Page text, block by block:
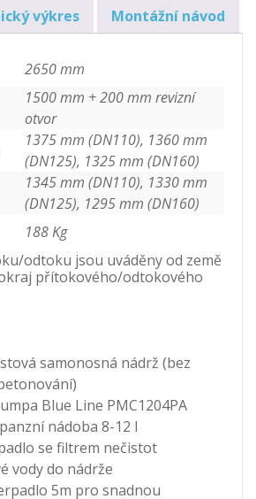
výkres Montážní návod
2650 mm
1500 mm + 200 mm revizní
otvor
1375 mm (DN110), 1360 mm
(DN125), 1325 mm (DN160)
1345 mm (DN110), 1330 mm
(DN125), 1295 mm (DN160)
188 Kg
odtoku jsou uváděny od země
přítokového/odtokového
samonosná nádrž (bez
Blue Line PMC1204PA
nádoba 8-12 l
se filtrem nečistot
vody do nádrže
5m pro snadnou